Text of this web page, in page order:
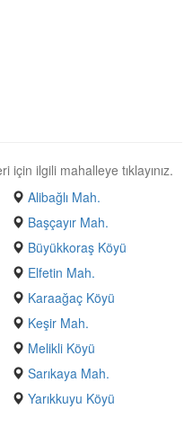
ilgili mahalleye tıklayınız.
Alibağlı Mah.
Başçayır Mah.
Büyükkoraş Köyü
Elfetin Mah.
Karaağaç Köyü
Keşir Mah.
Melikli Köyü
Sarıkaya Mah.
Yarıkkuyu Köyü